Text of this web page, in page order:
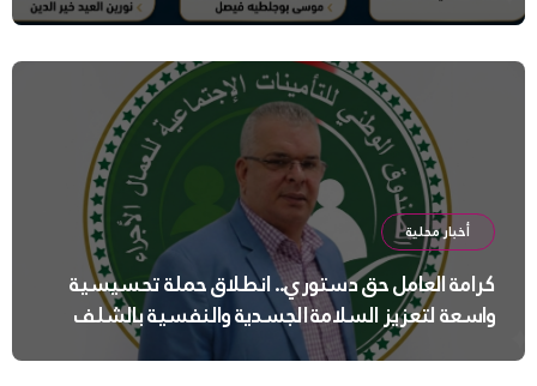
أخبار محلية
كرامة العامل حق دستوري.. انطلاق حملة تحسيسية
واسعة لتعزيز السلامة الجسدية والنفسية بالشلف